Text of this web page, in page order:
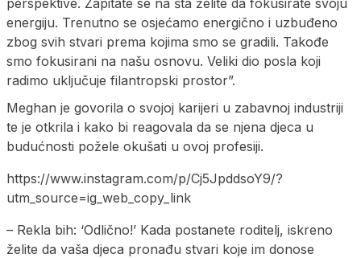
energiju. Trenutno se osjećamo energično i uzbuđeno
zbog svih stvari prema kojima smo se gradili. Takođe
smo fokusirani na našu osnovu. Veliki dio posla koji
radimo uključuje filantropski prostor”.
Meghan je govorila o svojoj karijeri u zabavnoj industriji
te je otkrila i kako bi reagovala da se njena djeca u
budućnosti požele okušati u ovoj profesiji.
https://www.instagram.com/p/Cj5JpddsoY9/?
utm_source=ig_web_copy_link
– Rekla bih: ‘Odlično!’ Kada postanete roditelj, iskreno
želite da vaša djeca pronađu stvari koje im donose